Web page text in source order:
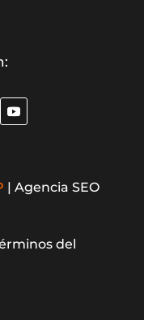
| Agencia SEO
del